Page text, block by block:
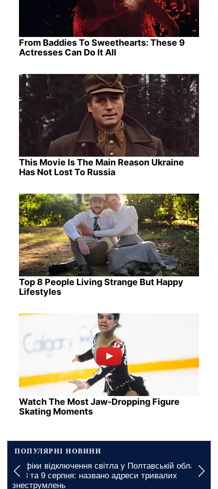
From Baddies To Sweethearts: These 9
Actresses Can Do It All
This Movie Is The Main Reason Ukraine
Has Not Lost To Russia
Top 8 People Living Strange But Happy
Lifestyles
Watch The Most Jaw‑Dropping Figure
Skating Moments
ПОПУЛЯРНІ НОВИНИ
Дефіцит продуктів в Харкові: якого товару
поменшало на полицях магазинів